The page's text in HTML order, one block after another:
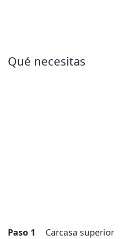
Qué necesitas
Paso 1 Carcasa superior